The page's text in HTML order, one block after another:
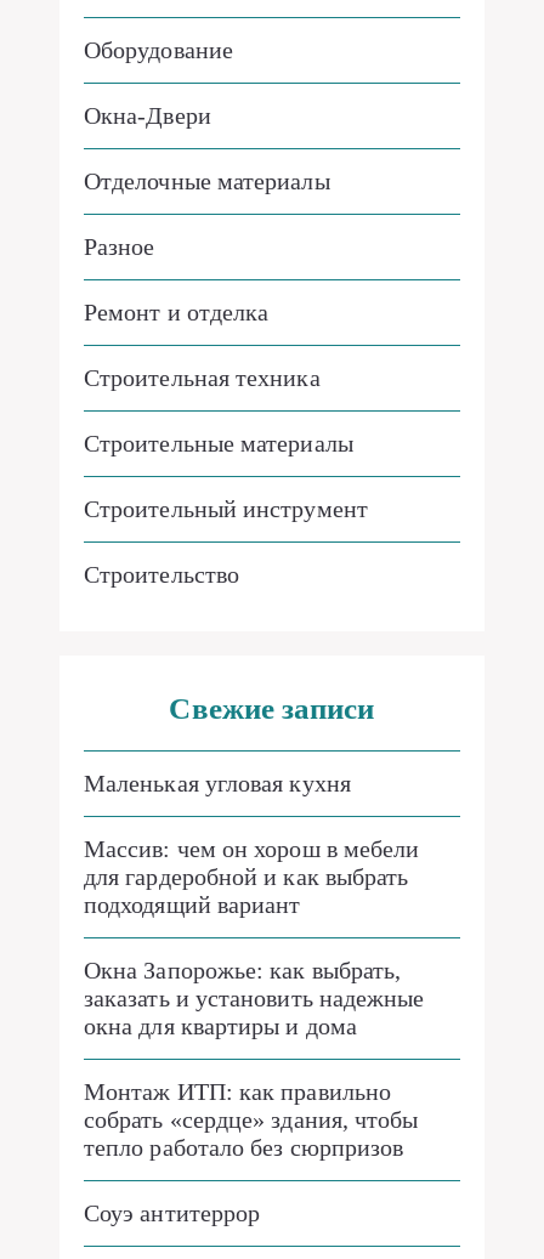
Оборудование
Окна-Двери
Отделочные материалы
Разное
Ремонт и отделка
Строительная техника
Строительные материалы
Строительный инструмент
Строительство
Свежие записи
Маленькая угловая кухня
Массив: чем он хорош в мебели
для гардеробной и как выбрать
подходящий вариант
Окна Запорожье: как выбрать,
заказать и установить надежные
окна для квартиры и дома
Монтаж ИТП: как правильно
собрать «сердце» здания, чтобы
тепло работало без сюрпризов
Соуэ антитеррор